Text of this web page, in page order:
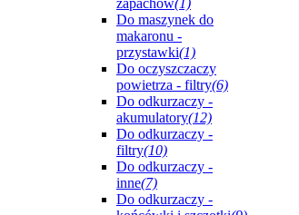
zapachów(1)
Do maszynek do
makaronu -
przystawki(1)
Do oczyszczaczy
powietrza - filtry(6)
Do odkurzaczy -
akumulatory(12)
Do odkurzaczy -
filtry(10)
Do odkurzaczy -
inne(7)
Do odkurzaczy -